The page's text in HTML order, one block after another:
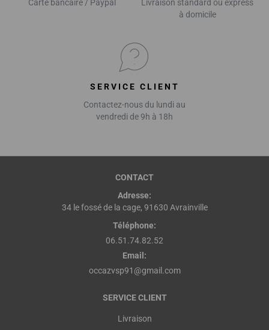
Carte bancaire / Paypal
Livraison standard ou express
à domicile
SERVICE CLIENT
Contactez-nous du lundi au
vendredi de 9h à 18h
CONTACT
Adresse:
34 le fossé de la cage, 91630 Avrainville
Téléphone:
06.51.74.82.52
Email:
occazvsp91@gmail.com
SERVICE CLIENT
Livraison